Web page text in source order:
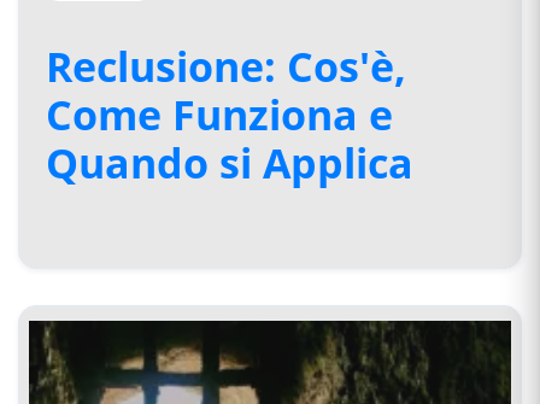
Reclusione: Cos'è,
Come Funziona e
Quando si Applica